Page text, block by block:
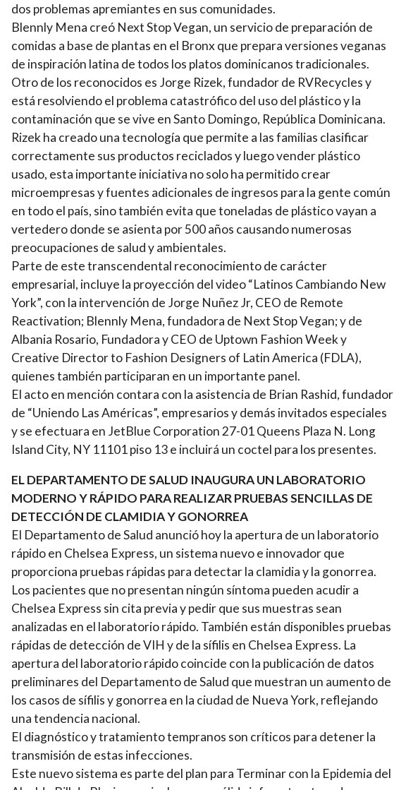
dos problemas apremiantes en sus comunidades.
Blennly Mena creó Next Stop Vegan, un servicio de preparación de
comidas a base de plantas en el Bronx que prepara versiones veganas
de inspiración latina de todos los platos dominicanos tradicionales.
Otro de los reconocidos es Jorge Rizek, fundador de RVRecycles y
está resolviendo el problema catastrófico del uso del plástico y la
contaminación que se vive en Santo Domingo, República Dominicana.
Rizek ha creado una tecnología que permite a las familias clasificar
correctamente sus productos reciclados y luego vender plástico
usado, esta importante iniciativa no solo ha permitido crear
microempresas y fuentes adicionales de ingresos para la gente común
en todo el país, sino también evita que toneladas de plástico vayan a
vertedero donde se asienta por 500 años causando numerosas
preocupaciones de salud y ambientales.
Parte de este transcendental reconocimiento de carácter
empresarial, incluye la proyección del video “Latinos Cambiando New
York”, con la intervención de Jorge Nuñez Jr, CEO de Remote
Reactivation; Blennly Mena, fundadora de Next Stop Vegan; y de
Albania Rosario, Fundadora y CEO de Uptown Fashion Week y
Creative Director to Fashion Designers of Latin America (FDLA),
quienes también participaran en un importante panel.
El acto en mención contara con la asistencia de Brian Rashid, fundador
de “Uniendo Las Américas”, empresarios y demás invitados especiales
y se efectuara en JetBlue Corporation 27-01 Queens Plaza N. Long
Island City, NY 11101 piso 13 e incluirá un coctel para los presentes.
EL DEPARTAMENTO DE SALUD INAUGURA UN LABORATORIO
MODERNO Y RÁPIDO PARA REALIZAR PRUEBAS SENCILLAS DE
DETECCIÓN DE CLAMIDIA Y GONORREA
El Departamento de Salud anunció hoy la apertura de un laboratorio
rápido en Chelsea Express, un sistema nuevo e innovador que
proporciona pruebas rápidas para detectar la clamidia y la gonorrea.
Los pacientes que no presentan ningún síntoma pueden acudir a
Chelsea Express sin cita previa y pedir que sus muestras sean
analizadas en el laboratorio rápido. También están disponibles pruebas
rápidas de detección de VIH y de la sífilis en Chelsea Express. La
apertura del laboratorio rápido coincide con la publicación de datos
preliminares del Departamento de Salud que muestran un aumento de
los casos de sífilis y gonorrea en la ciudad de Nueva York, reflejando
una tendencia nacional.
El diagnóstico y tratamiento tempranos son críticos para detener la
transmisión de estas infecciones.
Este nuevo sistema es parte del plan para Terminar con la Epidemia del